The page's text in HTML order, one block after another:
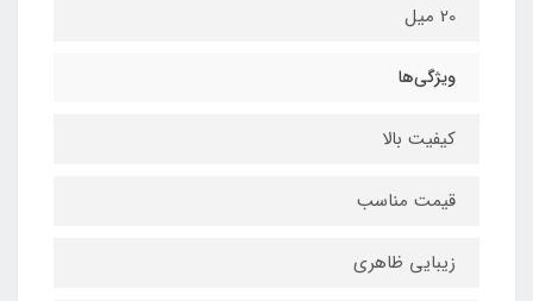
20 میل
ویژگی‌ها
کیفیت بالا
قیمت مناسب
زیبایی ظاهری